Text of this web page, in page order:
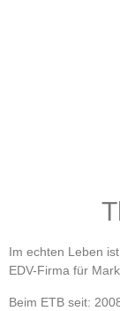
Im echten Leben
EDV-Firma für
Beim ETB seit: